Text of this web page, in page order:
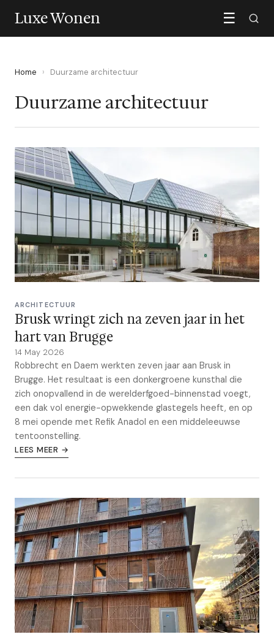
Luxe Wonen ☰
Home › Duurzame architectuur
Duurzame architectuur
ARCHITECTUUR
Brusk wringt zich na zeven jaar in het
hart van Brugge
14 May 2026
Robbrecht en Daem werkten zeven jaar aan Brusk in
Brugge. Het resultaat is een donkergroene kunsthal die
zich onopvallend in de werelderfgoed-binnenstad voegt,
een dak vol energie-opwekkende glastegels heeft, en op
8 mei opende met Refik Anadol en een middeleeuwse
tentoonstelling.
LEES MEER →